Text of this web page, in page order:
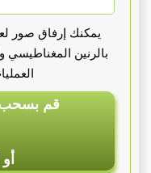
يمكنك إرفاق صور
بالرنين المغناطيسي
قم بسحب